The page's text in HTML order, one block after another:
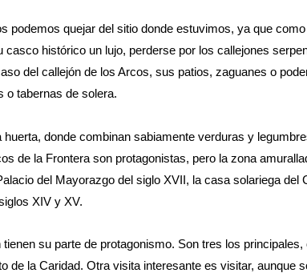
podemos quejar del sitio donde estuvimos, ya que
casco histórico un lujo, perderse por los callejones
del callejón de los Arcos, sus patios, zaguanes o
o tabernas de solera.
huerta, donde combinan sabiamente verduras y
de la Frontera son protagonistas, pero la zona
del Mayorazgo del siglo XVII, la casa solariega del
XIV y XV.
su parte de protagonismo. Son tres los
de la Caridad. Otra visita interesante es visitar, aunque